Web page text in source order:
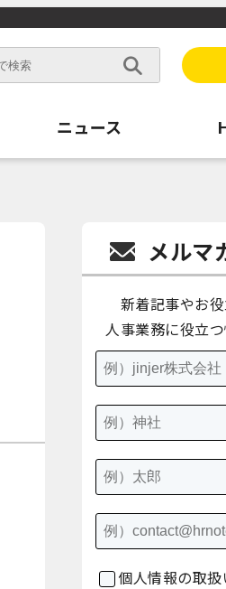
ニュース
メルマ
新着記事やお
人事業務に役立
個人情報の取